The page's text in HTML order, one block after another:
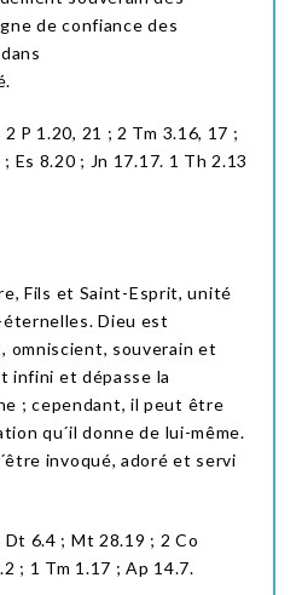
de confiance des
P 1.20, 21 ; 2 Tm 3.16, 17 ;
Es 8.20 ; Jn 17.17. 1 Th 2.13
Fils et Saint-Esprit, unité
Dieu est
omniscient, souverain et
infini et dépasse la
; cependant, il peut être
qu´il donne de lui-même.
invoqué, adoré et servi
6.4 ; Mt 28.19 ; 2 Co
; 1 Tm 1.17 ; Ap 14.7.